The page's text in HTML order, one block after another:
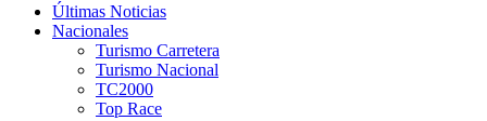
Últimas Noticias
Nacionales
Turismo Carretera
Turismo Nacional
TC2000
Top Race